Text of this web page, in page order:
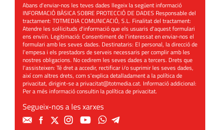
Abans d'enviar-nos les teves dades llegeix la següent informació
INFORMACIÓ BÀSICA SOBRE PROTECCIÓ DE DADES Responsable del
tractament: TOTMEDIA COMUNICACIÓ, S.L. Finalitat del tractament:
Atendre les sol·licituds d'informació que els usuaris d'aquest formulari
ens enviïn. Legitimació: Consentiment de l'interessat en enviar-nos el
formulari amb les seves dades. Destinataris: El personal, la direcció de
l'empesa i els prestadors de serveis necessaris per complir amb les
nostres obligacions. No cedirem les seves dades a tercers. Drets que
l'assisteixen: Té dret a accedir, rectificar i/o suprimir les seves dades,
així com altres drets, com s'explica detalladament a la política de
privacitat, dirigint-se aprivacitat@totmedia.cat. Informació addicional:
Per a més informació consultin lapolítica de privacitat.
Segueix-nos a les xarxes